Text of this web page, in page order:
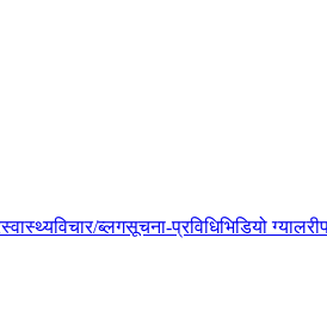
स्वास्थ्यविचार/ब्लगसूचना-प्रविधिभिडियो ग्यालरी